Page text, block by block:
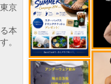
京
本
。